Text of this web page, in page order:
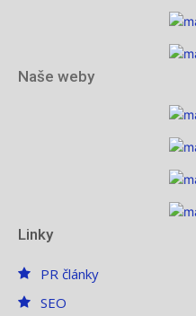
Naše weby
Linky
PR články
SEO